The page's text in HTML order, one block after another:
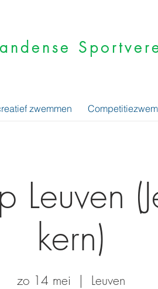
zwemmen
Leuven
kern)
zo 14 mei Leuven